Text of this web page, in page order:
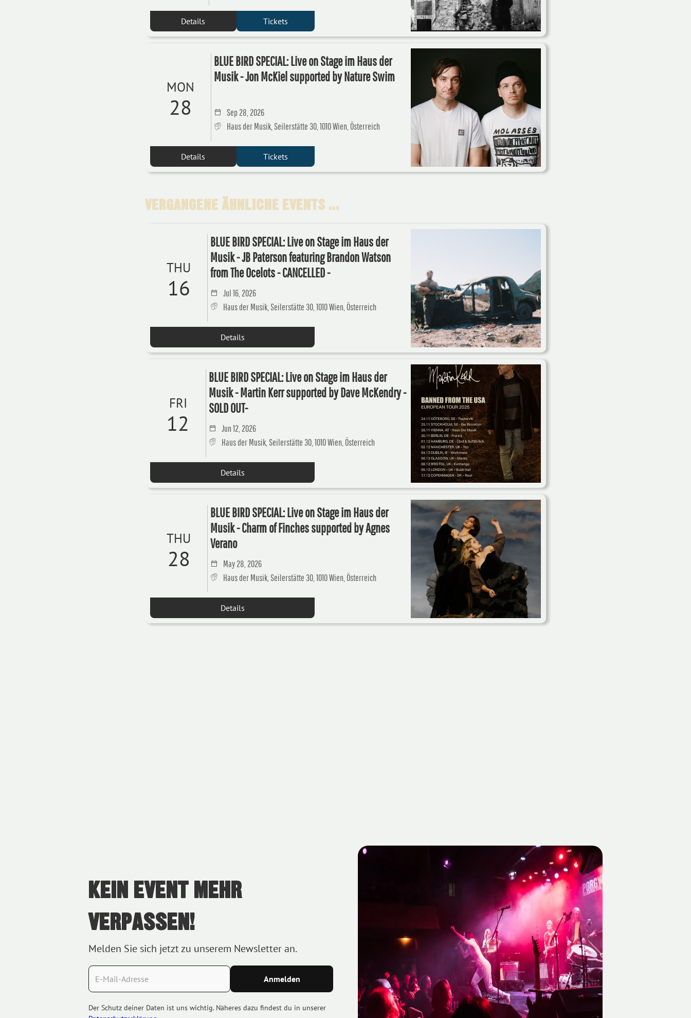
Details Tickets
MON
28
BLUE BIRD SPECIAL: Live on Stage im Haus der
Musik - Jon McKiel supported by Nature Swim
Sep 28, 2026
Haus der Musik, Seilerstätte 30, 1010 Wien, Österreich
Details Tickets
VERGANGENE ÄHNLICHE EVENTS ...
THU
16
BLUE BIRD SPECIAL: Live on Stage im Haus der
Musik - JB Paterson featuring Brandon Watson
from The Ocelots - CANCELLED -
Jul 16, 2026
Haus der Musik, Seilerstätte 30, 1010 Wien, Österreich
Details
FRI
12
BLUE BIRD SPECIAL: Live on Stage im Haus der
Musik - Martin Kerr supported by Dave McKendry -
SOLD OUT-
Jun 12, 2026
Haus der Musik, Seilerstätte 30, 1010 Wien, Österreich
Details
THU
28
BLUE BIRD SPECIAL: Live on Stage im Haus der
Musik - Charm of Finches supported by Agnes
Verano
May 28, 2026
Haus der Musik, Seilerstätte 30, 1010 Wien, Österreich
Details
KEIN EVENT MEHR
VERPASSEN!
Melden Sie sich jetzt zu unserem Newsletter an.
Der Schutz deiner Daten ist uns wichtig. Näheres dazu findest du in unserer